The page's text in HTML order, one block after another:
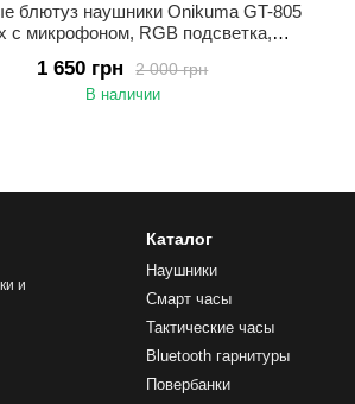
блютуз наушники Onikuma GT-805
с микрофоном, RGB подсветка,
для ПК, PS4, PS5, телефона
2 000 грн
1 650 грн
В наличии
и
Каталог
Наушники
Смарт часы
Тактические часы
Bluetooth гарнитуры
Повербанки